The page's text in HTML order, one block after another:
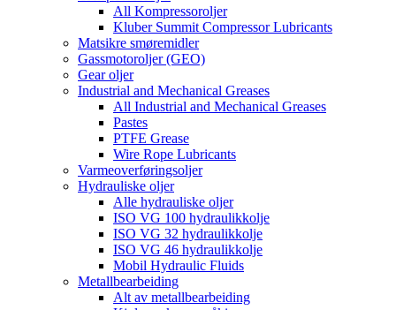
All Kompressoroljer
Kluber Summit Compressor Lubricants
Matsikre smøremidler
Gassmotoroljer (GEO)
Gear oljer
Industrial and Mechanical Greases
All Industrial and Mechanical Greases
Pastes
PTFE Grease
Wire Rope Lubricants
Varmeoverføringsoljer
Hydrauliske oljer
Alle hydrauliske oljer
ISO VG 100 hydraulikkolje
ISO VG 32 hydraulikkolje
ISO VG 46 hydraulikkolje
Mobil Hydraulic Fluids
Metallbearbeiding
Alt av metallbearbeiding